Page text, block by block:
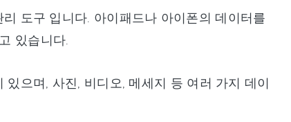
도구 입니다. 아이패드나 아이폰의 데이터를
있습니다.
으며, 사진, 비디오, 메세지 등 여러 가지 데이